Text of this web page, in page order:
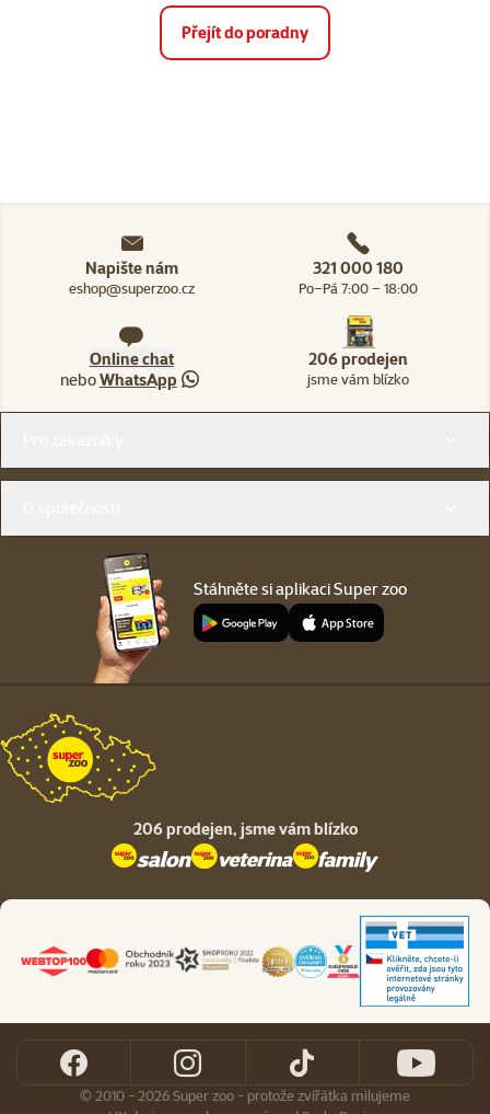
Přejít do poradny
Napište nám
eshop@superzoo.cz
321 000 180
Po–Pá 7:00 – 18:00
Online chat
neboWhatsApp
206 prodejen
jsme vám blízko
Stáhněte si aplikaci Super zoo
206 prodejen, jsme vám blízko
© 2010 - 2026 Super zoo - protože zvířátka milujeme